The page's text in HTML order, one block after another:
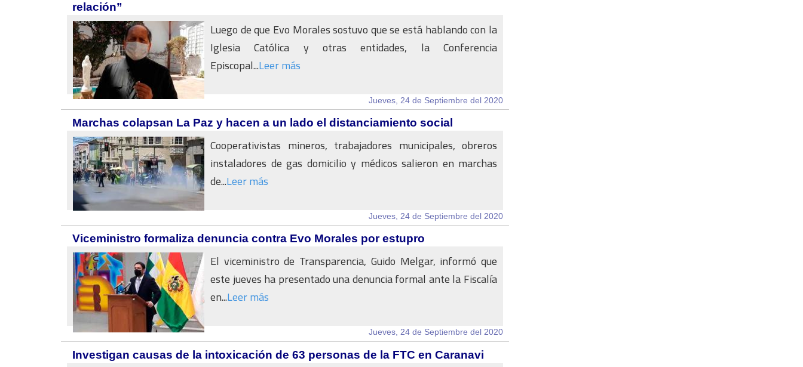
relación”
Luego de que Evo Morales sostuvo que se está hablando con la
Iglesia Católica y otras entidades, la Conferencia
Episcopal...Leer más
Jueves, 24 de Septiembre del 2020
Marchas colapsan La Paz y hacen a un lado el distanciamiento social
Cooperativistas mineros, trabajadores municipales, obreros
instaladores de gas domicilio y médicos salieron en marchas
de...Leer más
Jueves, 24 de Septiembre del 2020
Viceministro formaliza denuncia contra Evo Morales por estupro
El viceministro de Transparencia, Guido Melgar, informó que
este jueves ha presentado una denuncia formal ante la Fiscalía
en...Leer más
Jueves, 24 de Septiembre del 2020
Investigan causas de la intoxicación de 63 personas de la FTC en Caranavi